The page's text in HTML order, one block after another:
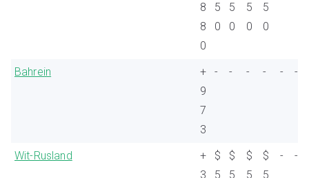
8
8
0
5
0
5
0
5
0
5
0
Bahrein
+
9
7
3
- - - - - -
Wit-Rusland
+
3
$
5
$
5
$
5
$
5
- -